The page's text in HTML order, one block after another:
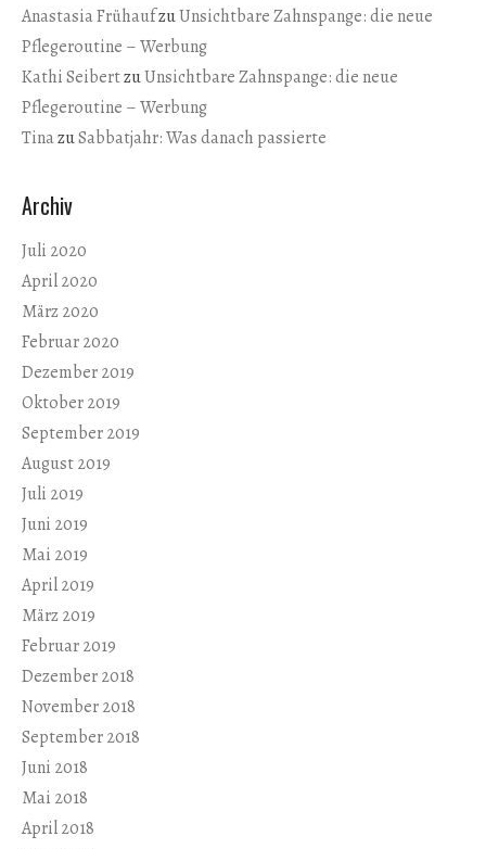
Anastasia FrühaufzuUnsichtbare Zahnspange: die neue
Pflegeroutine – Werbung
Kathi SeibertzuUnsichtbare Zahnspange: die neue
Pflegeroutine – Werbung
TinazuSabbatjahr: Was danach passierte
Archiv
Juli 2020
April 2020
März 2020
Februar 2020
Dezember 2019
Oktober 2019
September 2019
August 2019
Juli 2019
Juni 2019
Mai 2019
April 2019
März 2019
Februar 2019
Dezember 2018
November 2018
September 2018
Juni 2018
Mai 2018
April 2018